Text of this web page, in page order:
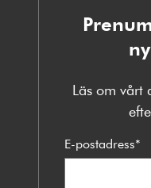
Läs om vårt
E-postadress*